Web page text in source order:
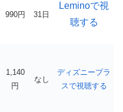
990円 31日
Leminoで視
聴する
1,140
円
なし
ディズニープラ
スで視聴する